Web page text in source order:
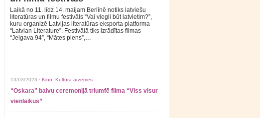
Laikā no 11. līdz 14. maijam Berlīnē notiks latviešu
literatūras un filmu festivāls “Vai viegli būt latvietim?”,
kuru organizē Latvijas literatūras eksporta platforma
“Latvian Literature”. Festivālā tiks izrādītas filmas
“Jelgava 94”, “Mātes piens”,…
13/03/2023 · Kino Kultūra ārzemēs
“Oskara” balvu ceremonijā triumfē filma “Viss visur
vienlaikus”